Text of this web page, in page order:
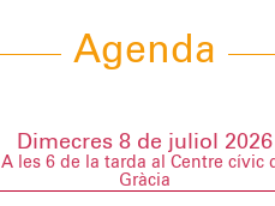
Agenda
Dimecres 8 de juliol 2026
A les 6 de la tarda al Centre cívic
Gràcia